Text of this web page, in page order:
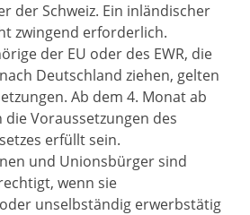
der Schweiz. Ein inländischer
zwingend erforderlich.
der EU oder des EWR, die
Deutschland ziehen, gelten
Ab dem 4. Monat ab
die Voraussetzungen des
erfüllt sein.
und Unionsbürger sind
wenn sie
unselbständig erwerbstätig